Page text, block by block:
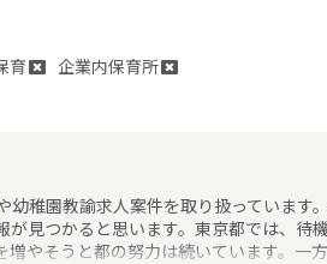
育 企業内保育所
稚園教諭求人案件を取り扱っています
が見つかると思います。東京都では、待
やそうと都の努力は続いています。一